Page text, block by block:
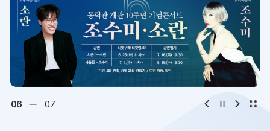
대구·경북
행정 통합
조직도
디지털아카이브 문화·관광
오시는 길
06 07